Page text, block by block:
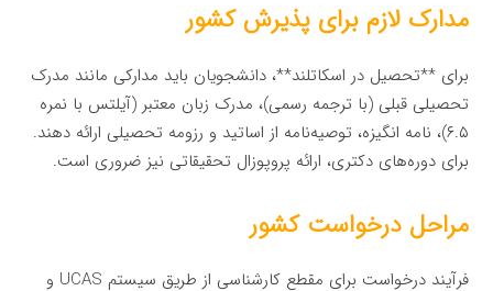
مدارک لازم برای پذیرش کشور
برای **تحصیل در اسکاتلند**، دانشجویان باید مدارکی مانند مدرک
تحصیلی قبلی (با ترجمه رسمی)، مدرک زبان معتبر (آیلتس با نمره
۶.۵)، نامه انگیزه، توصیه‌نامه از اساتید و رزومه تحصیلی ارائه دهند.
برای دوره‌های دکتری، ارائه پروپوزال تحقیقاتی نیز ضروری است.
مراحل درخواست کشور
فرآیند درخواست برای مقطع کارشناسی از طریق سیستم UCAS و